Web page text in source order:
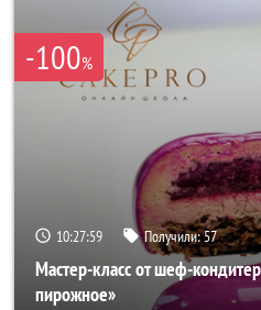
-100%
10:27:58 Получили:57
Мастер-класс от шеф-
пирожное»